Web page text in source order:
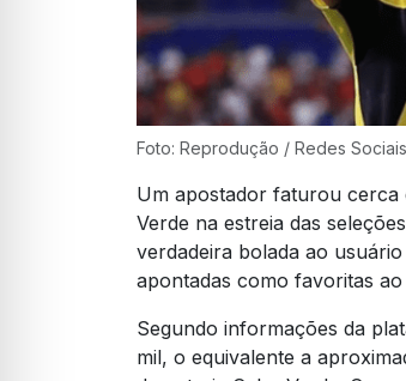
Foto: Reprodução / Redes Sociais
Um apostador faturou cerca
Verde na estreia das
verdadeira bolada ao
apontadas como favoritas
Segundo informações da
mil, o equivalente a